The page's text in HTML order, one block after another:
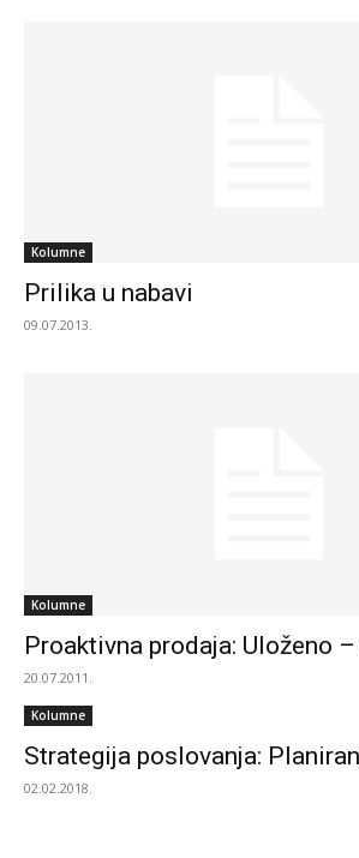
Kolumne
Prilika u nabavi
09.07.2013.
Kolumne
Proaktivna prodaja: Uloženo
20.07.2011.
Kolumne
Strategija poslovanja:
02.02.2018.